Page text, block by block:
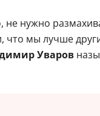
не нужно
мы лучше
Уваров